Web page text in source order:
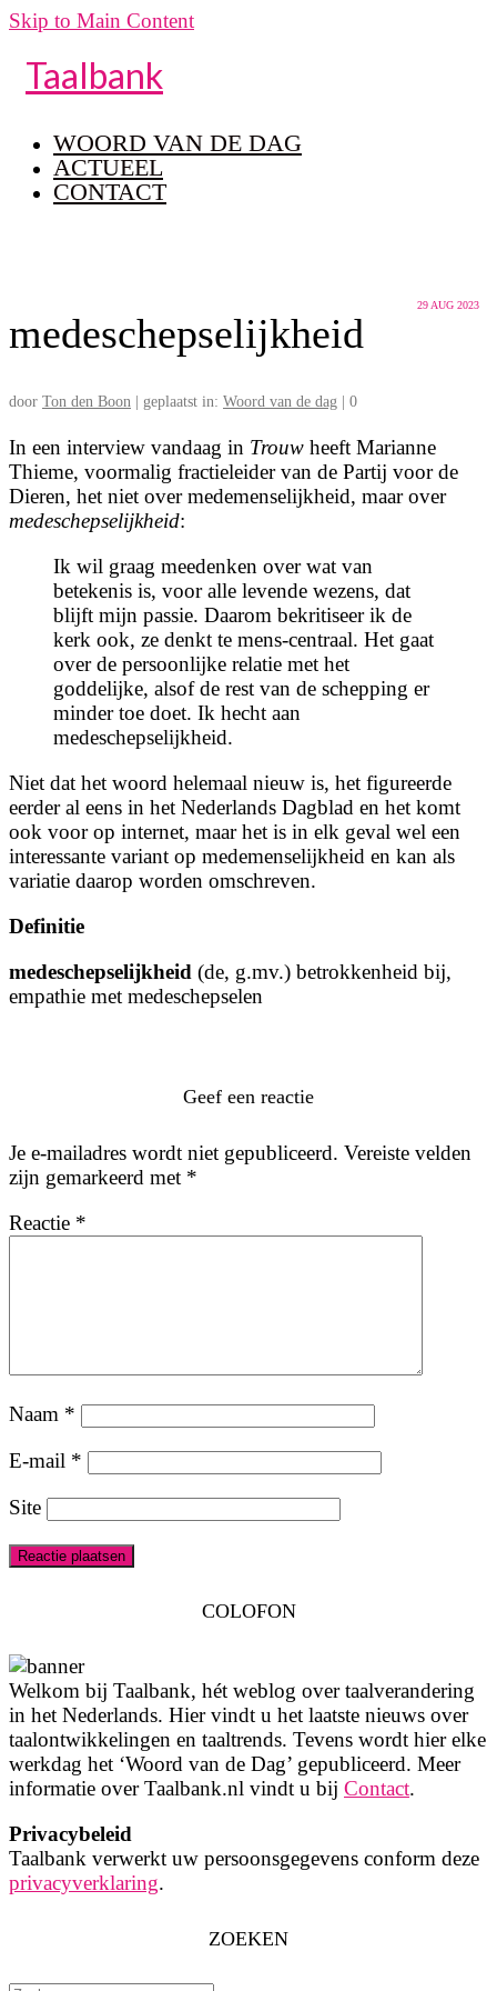
Skip to Main Content
Taalbank
WOORD VAN DE DAG
ACTUEEL
CONTACT
29 AUG 2023
medeschepselijkheid
door Ton den Boon geplaatst in: Woord van de dag 0
In een interview vandaag in Trouw heeft Marianne
Thieme, voormalig fractieleider van de Partij voor de
Dieren, het niet over medemenselijkheid, maar over
medeschepselijkheid:
Ik wil graag meedenken over wat van
betekenis is, voor alle levende wezens, dat
blijft mijn passie. Daarom bekritiseer ik de
kerk ook, ze denkt te mens-centraal. Het gaat
over de persoonlijke relatie met het
goddelijke, alsof de rest van de schepping er
minder toe doet. Ik hecht aan
medeschepselijkheid.
Niet dat het woord helemaal nieuw is, het figureerde
eerder al eens in het Nederlands Dagblad en het komt
ook voor op internet, maar het is in elk geval wel een
interessante variant op medemenselijkheid en kan als
variatie daarop worden omschreven.
Definitie
medeschepselijkheid (de, g.mv.) betrokkenheid bij,
empathie met medeschepselen
Geef een reactie
Je e-mailadres wordt niet gepubliceerd. Vereiste velden
zijn gemarkeerd met *
Reactie *
Naam *
E-mail *
Site
COLOFON
Welkom bij Taalbank, hét weblog over taalverandering
in het Nederlands. Hier vindt u het laatste nieuws over
taalontwikkelingen en taaltrends. Tevens wordt hier elke
werkdag het ‘Woord van de Dag’ gepubliceerd. Meer
informatie over Taalbank.nl vindt u bij Contact.
Privacybeleid
Taalbank verwerkt uw persoonsgegevens conform deze
privacyverklaring.
ZOEKEN